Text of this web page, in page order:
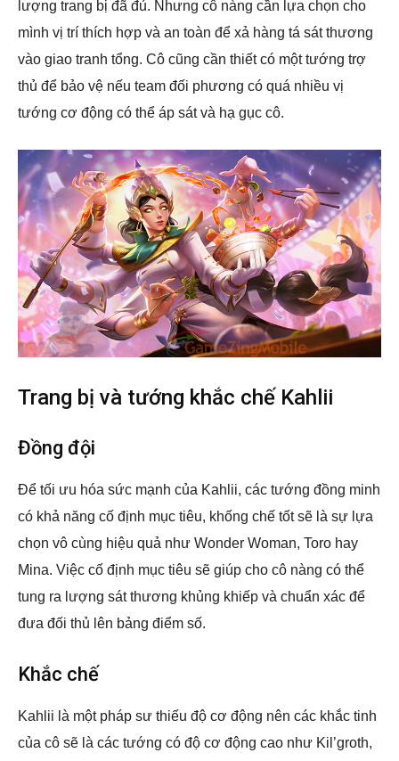
lượng trang bị đã đủ. Nhưng cô nàng cần lựa chọn cho
mình vị trí thích hợp và an toàn để xả hàng tá sát thương
vào giao tranh tổng. Cô cũng cần thiết có một tướng trợ
thủ để bảo vệ nếu team đối phương có quá nhiều vị
tướng cơ động có thể áp sát và hạ gục cô.
Trang bị và tướng khắc chế Kahlii
Đồng đội
Để tối ưu hóa sức mạnh của Kahlii, các tướng đồng minh
có khả năng cố định mục tiêu, khống chế tốt sẽ là sự lựa
chọn vô cùng hiệu quả như Wonder Woman, Toro hay
Mina. Việc cố định mục tiêu sẽ giúp cho cô nàng có thể
tung ra lượng sát thương khủng khiếp và chuẩn xác để
đưa đối thủ lên bảng điểm số.
Khắc chế
Kahlii là một pháp sư thiếu độ cơ động nên các khắc tinh
của cô sẽ là các tướng có độ cơ động cao như Kil’groth,